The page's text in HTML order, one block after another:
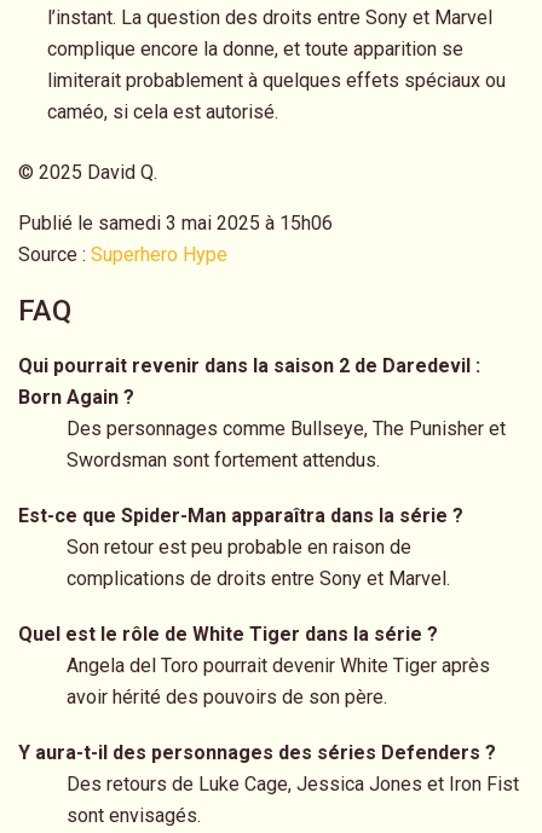
l’instant. La question des droits entre Sony et Marvel
complique encore la donne, et toute apparition se
limiterait probablement à quelques effets spéciaux ou
caméo, si cela est autorisé.
© 2025 David Q.
Publié le samedi 3 mai 2025 à 15h06
Source : Superhero Hype
FAQ
Qui pourrait revenir dans la saison 2 de Daredevil :
Born Again ?
Des personnages comme Bullseye, The Punisher et
Swordsman sont fortement attendus.
Est-ce que Spider-Man apparaîtra dans la série ?
Son retour est peu probable en raison de
complications de droits entre Sony et Marvel.
Quel est le rôle de White Tiger dans la série ?
Angela del Toro pourrait devenir White Tiger après
avoir hérité des pouvoirs de son père.
Y aura-t-il des personnages des séries Defenders ?
Des retours de Luke Cage, Jessica Jones et Iron Fist
sont envisagés.